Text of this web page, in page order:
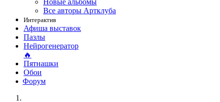
Новые альбомы
Все авторы Артклуба
Интерактив
Афиша выставок
Пазлы
Нейрогенератор
🔥
Пятнашки
Обои
Форум